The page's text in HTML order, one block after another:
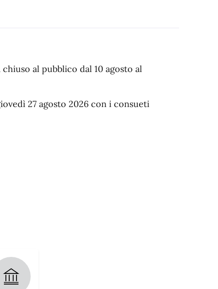
al pubblico dal 10 agosto al
27 agosto 2026 con i consueti